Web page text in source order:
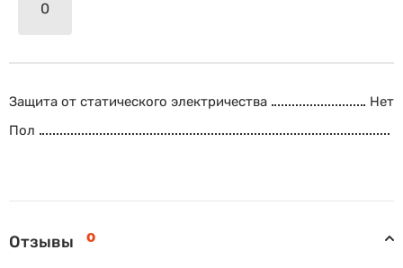
Защита от статического электричества
Нет
Пол
Отзывы 0